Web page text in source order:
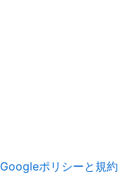
Googleポリシーと規約